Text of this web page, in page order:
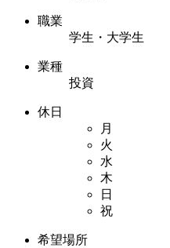
職業
学生・大学生
業種
投資
休日
月
火
水
木
日
祝
希望場所